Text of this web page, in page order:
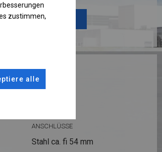
ändern
ANSCHLÜSSE
Stahl ca. fi 54 mm
zustimmen,
alle